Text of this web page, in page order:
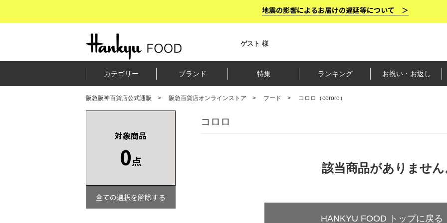
地震の影響によるお届けの遅延等について ＞
ゲスト 様
カテゴリー ブランド 特集 ランキング お祝い・お返し
阪急阪神百貨店公式通販 阪急百貨店オンラインストア フード コロロ（cororo）
コロロ
該当商品がありません
HANKYU FOOD トップに戻る
対象商品
0点
全ての選択を解除する